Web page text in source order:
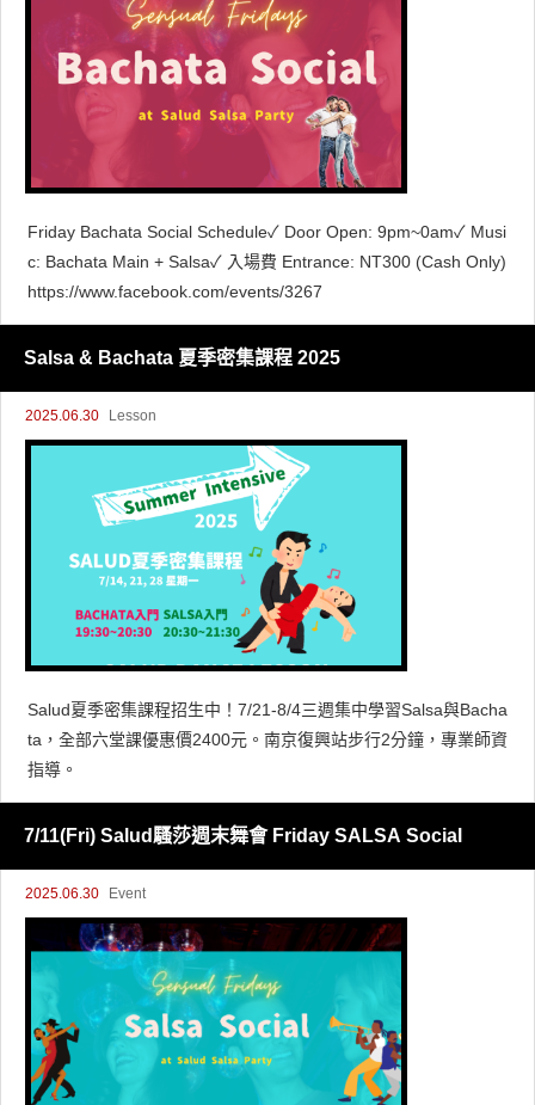
Friday Bachata Social Schedule✓ Door Open: 9pm~0am✓ Musi
c: Bachata Main + Salsa✓ 入場費 Entrance: NT300 (Cash Only)
https://www.facebook.com/events/3267
Salsa & Bachata 夏季密集課程 2025
2025.06.30 Lesson
Salud夏季密集課程招生中！7/21-8/4三週集中學習Salsa與Bacha
ta，全部六堂課優惠價2400元。南京復興站步行2分鐘，專業師資
指導。
7/11(Fri) Salud騷莎週末舞會 Friday SALSA Social
2025.06.30 Event